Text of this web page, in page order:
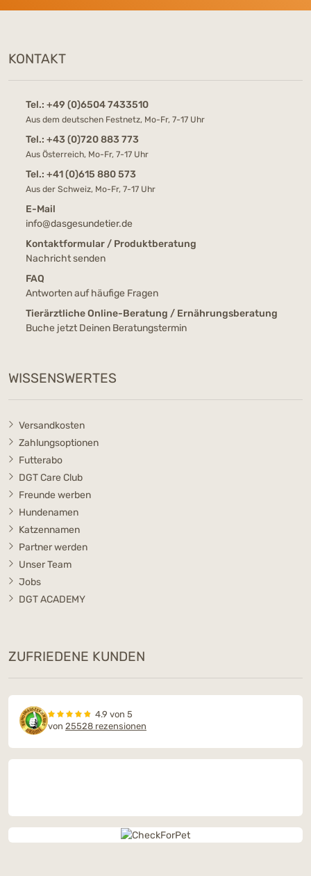
KONTAKT
Tel.: +49 (0)6504 7433510
Aus dem deutschen Festnetz, Mo-Fr, 7-17 Uhr
Tel.: +43 (0)720 883 773
Aus Österreich, Mo-Fr, 7-17 Uhr
Tel.: +41 (0)615 880 573
Aus der Schweiz, Mo-Fr, 7-17 Uhr
E-Mail
info@dasgesundetier.de
Kontaktformular / Produktberatung
Nachricht senden
FAQ
Antworten auf häufige Fragen
Tierärztliche Online-Beratung / Ernährungsberatung
Buche jetzt Deinen Beratungstermin
WISSENSWERTES
Versandkosten
Zahlungsoptionen
Futterabo
DGT Care Club
Freunde werben
Hundenamen
Katzennamen
Partner werden
Unser Team
Jobs
DGT ACADEMY
ZUFRIEDENE KUNDEN
4.9 von 5
von 25528 rezensionen